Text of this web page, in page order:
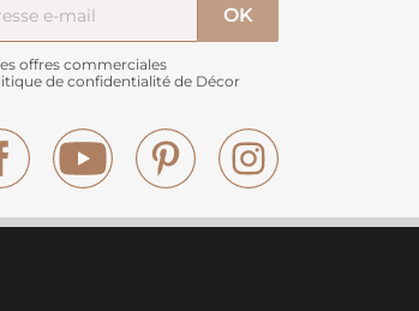
offres commerciales
de confidentialité de Décor
Facebook YouTube Pinterest